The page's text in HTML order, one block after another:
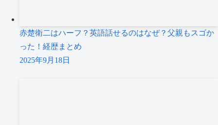
赤楚衛二はハーフ？英語話せるのはなぜ？父親もスゴか
った！経歴まとめ
2025年9月18日